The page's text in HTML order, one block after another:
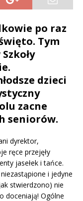
po raz
Tym
dzieci
zacne
seniorów.
dyrektor,
ręce przejęły
jasełek i tańce.
i jedyne
stwierdzono) nie
doceniają! Ogólne